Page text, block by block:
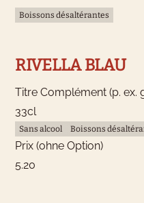
Boissons désaltérantes
RIVELLA BLAU
Titre Complément (p. ex.
33cl
Sans alcool Boissons
Prix (ohne Option)
5.20